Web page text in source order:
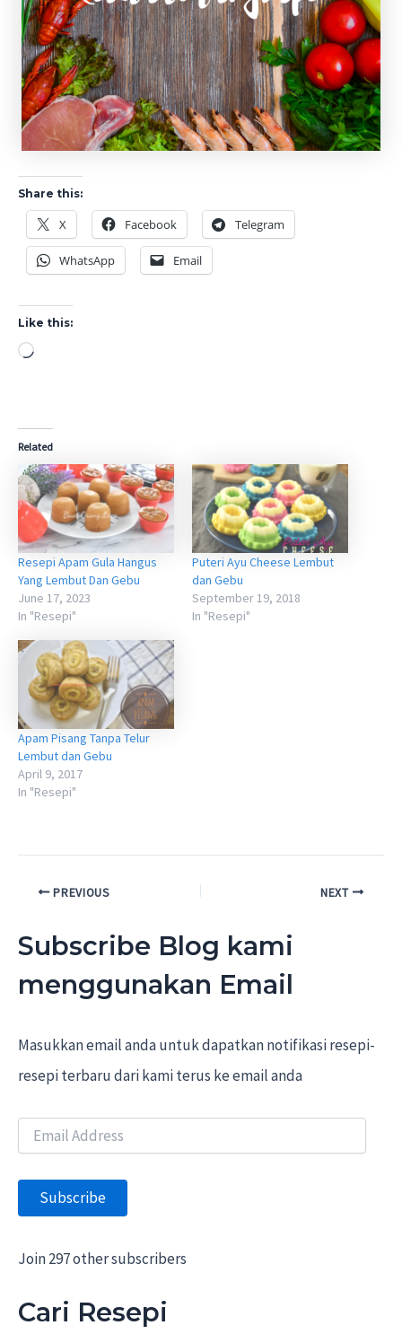
Share this:
X Facebook Telegram
WhatsApp Email
Like this:
Loading…
Related
Resepi Apam Gula Hangus
Yang Lembut Dan Gebu
June 17, 2023
In "Resepi"
Puteri Ayu Cheese Lembut
dan Gebu
September 19, 2018
In "Resepi"
Apam Pisang Tanpa Telur
Lembut dan Gebu
April 9, 2017
In "Resepi"
Post PREVIOUS NEXT
Subscribe Blog kami
menggunakan Email
Masukkan email anda untuk dapatkan notifikasi resepi-
resepi terbaru dari kami terus ke email anda
E
i
A
d
r
s
s
Subscribe
Join 297 other subscribers
Cari Resepi